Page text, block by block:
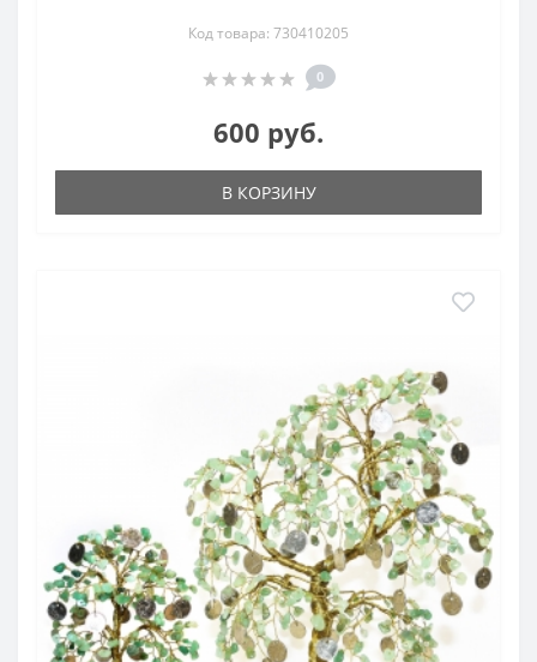
Код товара: 730410205
0
600 руб.
В КОРЗИНУ